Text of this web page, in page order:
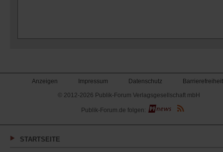
Anzeigen Impressum Datenschutz
Barrierefreiheit
© 2012-2026 Publik-Forum Verlagsgesellschaft mbH
(Öffnet
in
neuen
Publik-Forum.de folgen:
STARTSEITE